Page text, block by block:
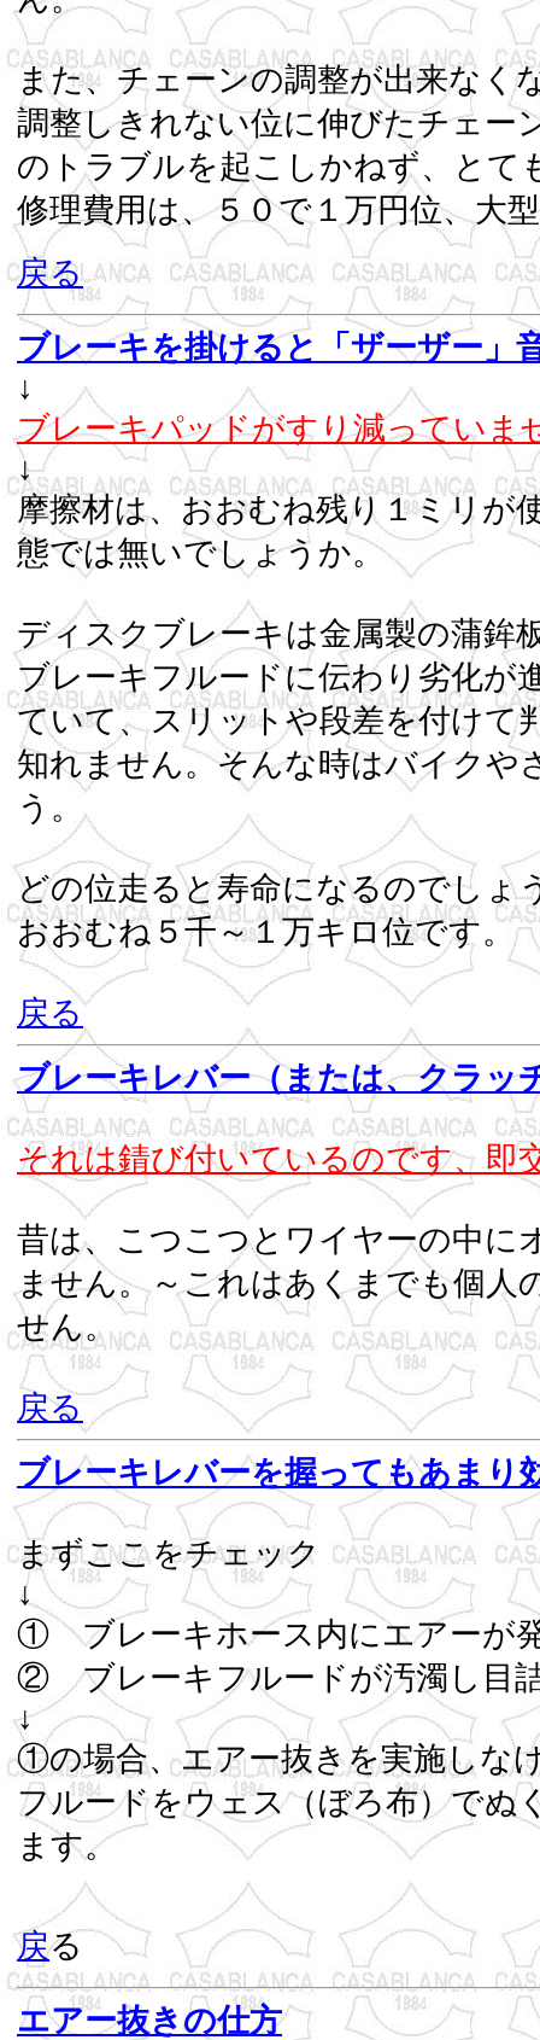
また、チェーンの調整が出来なく
調整しきれない位に伸びたチェー
のトラブルを起こし
修理費用は、５０で１万円
戻る
ブレーキを掛けると「ザーザー」
↓
ブレーキパッドがすり減っていま
↓
摩擦材は、おおむね残り１ミリが
態では無
ディスクブレーキは金属製の蒲鉾
ブレーキフルードに伝わり劣化が
ていて、スリットや段差を付けて
知れません。そんな時はバイク
どの位走ると寿命になるのでし
おおむね５
戻る
ブレーキレバー（または、クラッ
それは錆び付いているのです、即
昔は、こつこつとワイヤーの中に
ません。～これはあくまでも個人
せ
戻る
ブレーキレバーを握ってもあまり
まずここをチェック
↓
① ブレーキホース内にエアーが
② ブレーキフルードが汚濁し
↓
①の場合、エアー抜きを実施しな
フルードをウェス（ぼろ布）でぬ
ます。
戻る
エアー抜きの仕方